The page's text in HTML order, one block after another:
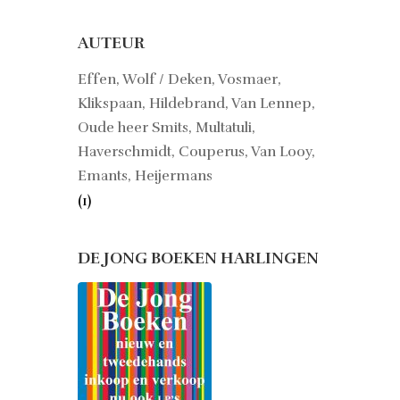
AUTEUR
Effen, Wolf / Deken, Vosmaer,
Klikspaan, Hildebrand, Van Lennep,
Oude heer Smits, Multatuli,
Haverschmidt, Couperus, Van Looy,
Emants, Heijermans
(1)
DE JONG BOEKEN HARLINGEN